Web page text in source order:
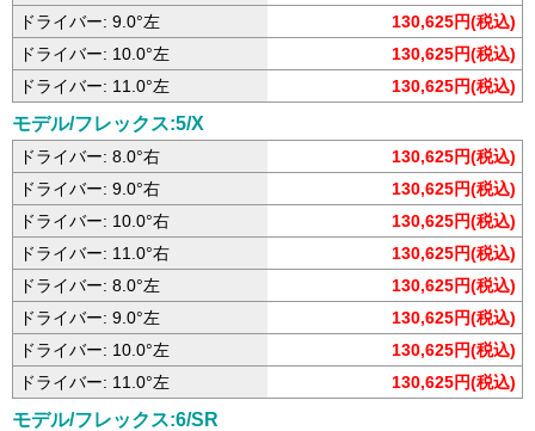
ドライバー: 9.0°左
130,625円(税込)
ドライバー: 10.0°左
130,625円(税込)
ドライバー: 11.0°左
130,625円(税込)
モデル/フレックス:5/X
ドライバー: 8.0°右
130,625円(税込)
ドライバー: 9.0°右
130,625円(税込)
ドライバー: 10.0°右
130,625円(税込)
ドライバー: 11.0°右
130,625円(税込)
ドライバー: 8.0°左
130,625円(税込)
ドライバー: 9.0°左
130,625円(税込)
ドライバー: 10.0°左
130,625円(税込)
ドライバー: 11.0°左
130,625円(税込)
モデル/フレックス:6/SR